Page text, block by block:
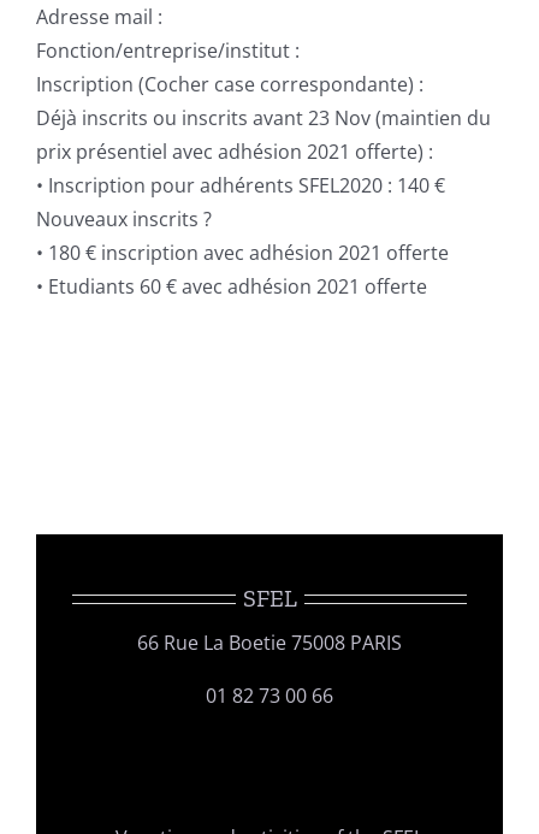
Adresse mail :
Fonction/entreprise/institut :
Inscription (Cocher case correspondante) :
Déjà inscrits ou inscrits avant 23 Nov (maintien du
prix présentiel avec adhésion 2021 offerte) :
• Inscription pour adhérents SFEL2020 : 140 €
Nouveaux inscrits ?
• 180 € inscription avec adhésion 2021 offerte
• Etudiants 60 € avec adhésion 2021 offerte
SFEL
66 Rue La Boetie 75008 PARIS
01 82 73 00 66